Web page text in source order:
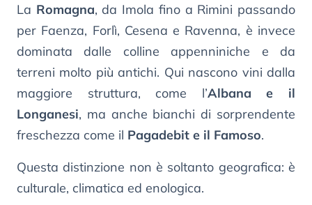
La Romagna, da Imola fino a Rimini passando
per Faenza, Forlì, Cesena e Ravenna, è invece
dominata dalle colline appenniniche e da
terreni molto più antichi. Qui nascono vini dalla
maggiore struttura, come l’Albana e il
Longanesi, ma anche bianchi di sorprendente
freschezza come il Pagadebit e il Famoso.
Questa distinzione non è soltanto geografica: è
culturale, climatica ed enologica.